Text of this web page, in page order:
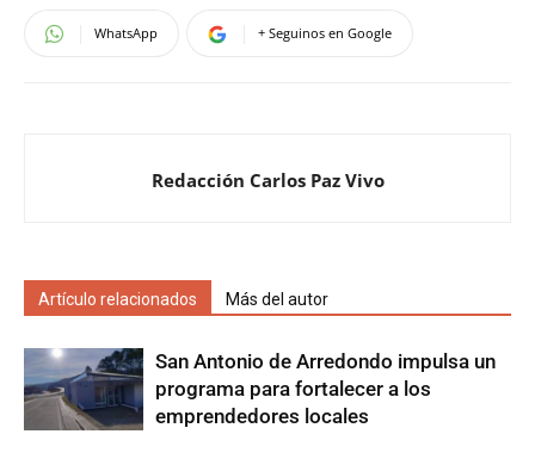
WhatsApp + Seguinos en Google
Redacción Carlos Paz Vivo
Artículo relacionados Más del autor
San Antonio de Arredondo impulsa un
programa para fortalecer a los
emprendedores locales